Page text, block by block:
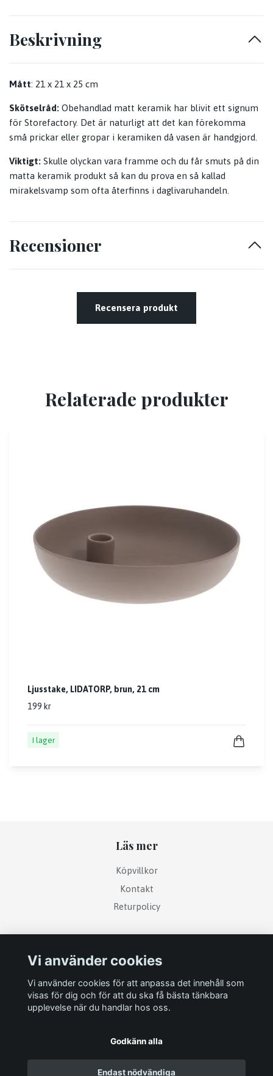
Beskrivning
Mått: 21 x 21 x 25 cm
Skötselråd: Obehandlad matt keramik har blivit ett signum
för Storefactory. Det är naturligt att det kan förekomma
små prickar eller gropar i keramiken då vasen är handgjord.
Viktigt: Skulle olyckan vara framme och du får smuts på din
matta keramik produkt så kan du prova en så kallad
mirakelsvamp som ofta återfinns i daglivaruhandeln.
Recensioner
Recensera produkt
Relaterade produkter
Ljusstake, LIDATORP, brun, 21 cm
199 kr
I lager
Läs mer
Köpvillkor
Kontakt
Returpolicy
Vi använder cookies
Vi använder cookies för att anpassa det innehåll som
visas för dig och för att du ska få bästa tänkbara
upplevelse när du handlar hos oss.
Godkänn alla
Endast nödvändiga